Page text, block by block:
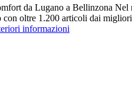
da Lugano a Bellinzona Nel
con oltre 1.200 articoli dai
informazioni